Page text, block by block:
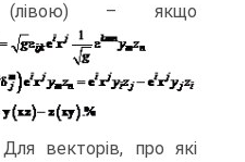
(лівою) – якщо
векторів, про які